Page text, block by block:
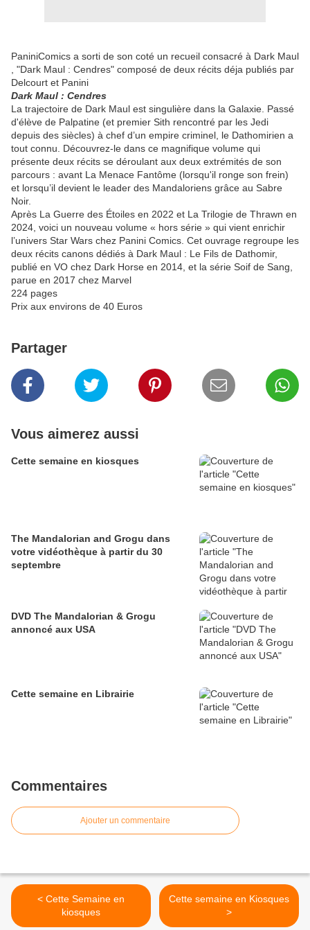
PaniniComics a sorti de son coté un recueil consacré à Dark Maul
, "Dark Maul : Cendres" composé de deux récits déja publiés par
Delcourt et Panini
Dark Maul : Cendres
La trajectoire de Dark Maul est singulière dans la Galaxie. Passé
d'élève de Palpatine (et premier Sith rencontré par les Jedi
depuis des siècles) à chef d’un empire criminel, le Dathomirien a
tout connu. Découvrez-le dans ce magnifique volume qui
présente deux récits se déroulant aux deux extrémités de son
parcours : avant La Menace Fantôme (lorsqu'il ronge son frein)
et lorsqu’il devient le leader des Mandaloriens grâce au Sabre
Noir.
Après La Guerre des Étoiles en 2022 et La Trilogie de Thrawn en
2024, voici un nouveau volume « hors série » qui vient enrichir
l’univers Star Wars chez Panini Comics. Cet ouvrage regroupe les
deux récits canons dédiés à Dark Maul : Le Fils de Dathomir,
publié en VO chez Dark Horse en 2014, et la série Soif de Sang,
parue en 2017 chez Marvel
224 pages
Prix aux environs de 40 Euros
Partager
Vous aimerez aussi
Cette semaine en kiosques
The Mandalorian and Grogu dans
votre vidéothèque à partir du 30
septembre
DVD The Mandalorian & Grogu
annoncé aux USA
Cette semaine en Librairie
Commentaires
Ajouter un commentaire
< Cette Semaine en
kiosques
Cette semaine en Kiosques
>